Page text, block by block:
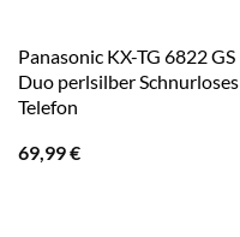
Panasonic KX-TG 6822 GS
Duo perlsilber Schnurloses
Telefon
69,99€